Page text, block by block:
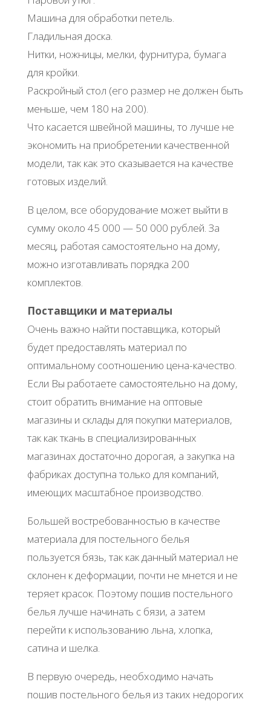
Машина для обработки петель.
Гладильная доска.
Нитки, ножницы, мелки, фурнитура, бумага
для кройки.
Раскройный стол (его размер не должен быть
меньше, чем 180 на 200).
Что касается швейной машины, то лучше не
экономить на приобретении качественной
модели, так как это сказывается на качестве
готовых изделий.
В целом, все оборудование может выйти в
сумму около 45 000 — 50 000 рублей. За
месяц, работая самостоятельно на дому,
можно изготавливать порядка 200
комплектов.
Поставщики и материалы
Очень важно найти поставщика, который
будет предоставлять материал по
оптимальному соотношению цена-качество.
Если Вы работаете самостоятельно на дому,
стоит обратить внимание на оптовые
магазины и склады для покупки материалов,
так как ткань в специализированных
магазинах достаточно дорогая, а закупка на
фабриках доступна только для компаний,
имеющих масштабное производство.
Большей востребованностью в качестве
материала для постельного белья
пользуется бязь, так как данный материал не
склонен к деформации, почти не мнется и не
теряет красок. Поэтому пошив постельного
белья лучше начинать с бязи, а затем
перейти к использованию льна, хлопка,
сатина и шелка.
В первую очередь, необходимо начать
пошив постельного белья из таких недорогих